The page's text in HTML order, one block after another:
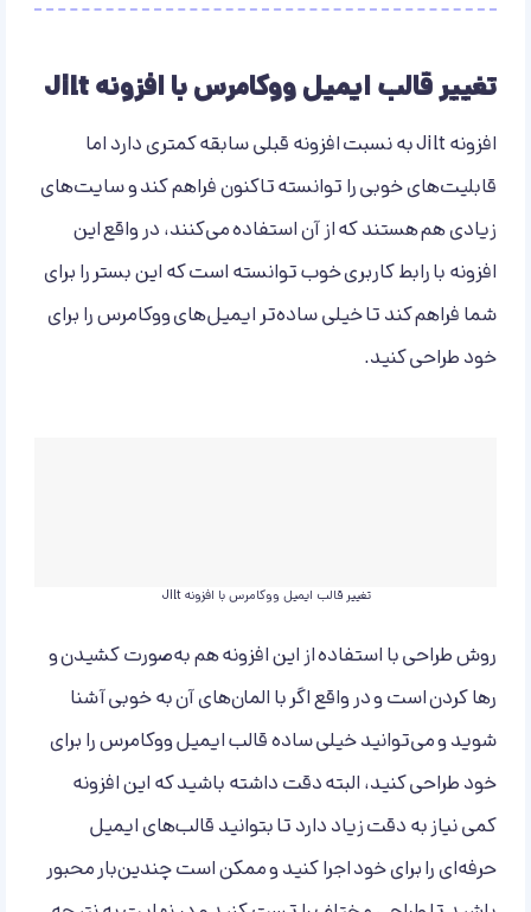
تغییر قالب ایمیل ووکامرس با افزونه Jilt
افزونه Jilt به نسبت افزونه قبلی سابقه کمتری دارد اما
قابلیت‌های خوبی را توانسته تا‌کنون فراهم کند و سایت‌های
زیادی هم هستند که از آن استفاده می‌کنند، در واقع این
افزونه با رابط کاربری خوب توانسته است که این بستر را برای
شما فراهم کند تا خیلی ساده‌تر ایمیل‌های ووکامرس را برای
خود طراحی کنید.
تغییر قالب ایمیل ووکامرس با افزونه Jilt
روش طراحی با استفاده از این افزونه هم به‌صورت کشیدن و
رها کردن است و در واقع اگر با المان‌های آن به خوبی آشنا
شوید و می‌توانید خیلی ساده قالب ایمیل ووکامرس را برای
خود طراحی کنید، البته دقت داشته باشید که این افزونه
کمی نیاز به دقت زیاد دارد تا بتوانید قالب‌های ایمیل
حرفه‌ای را برای خود اجرا کنید و ممکن است چندین‌بار محبور